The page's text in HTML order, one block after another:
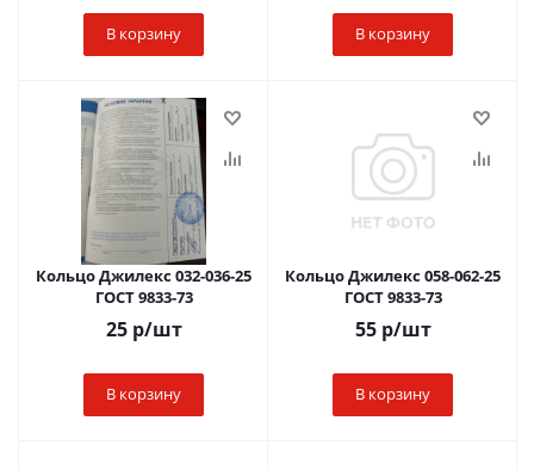
В корзину В корзину
Кольцо Джилекс 032-036-25
ГОСТ 9833-73
25р/шт
В корзину
Кольцо Джилекс 058-062-25
ГОСТ 9833-73
55р/шт
В корзину